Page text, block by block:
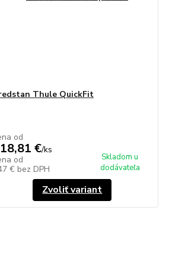
Thule QuickFit
od
€/ks
od
€ bez DPH
Skladom u
dodávateľa
Zvoliť variant